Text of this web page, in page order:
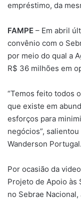
empréstimo, da
FAMPE – Em abril
convênio com o
por meio do qual a
R$ 36 milhões em
“Temos feito todos
que existe em
esforços para
negócios”,
Wanderson Portugal.
Por ocasião da
Projeto de Apoio às
no Sebrae